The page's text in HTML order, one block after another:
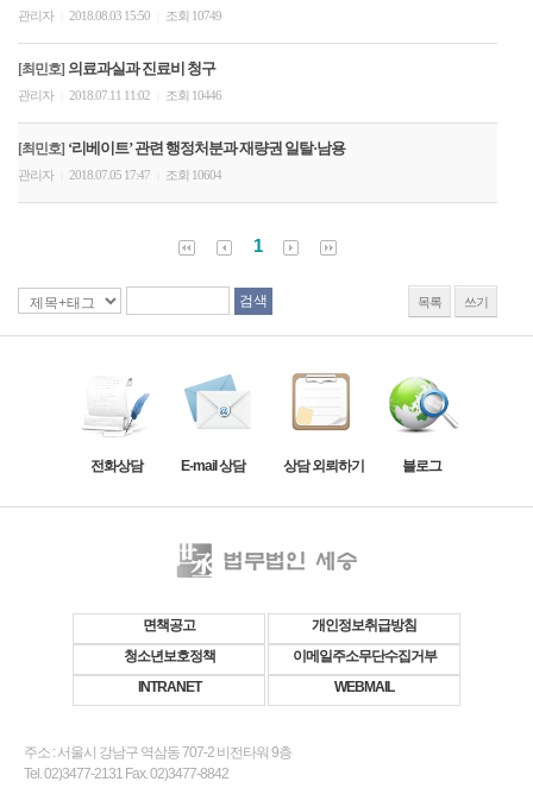
관리자 2018.08.03 15:50 조회 10749
[최민호] 의료과실과 진료비 청구
관리자 2018.07.11 11:02 조회 10446
[최민호] ‘리베이트’ 관련 행정처분과 재량권 일탈·남용
관리자 2018.07.05 17:47 조회 10604
1
목록 쓰기
전화상담 E-mail 상담 상담 외뢰하기 블로그
면책공고
개인정보취급방침
청소년보호정책
이메일주소무단수집거부
INTRANET
WEBMAIL
주소 : 서울시 강남구 역삼동 707-2 비전타워 9층
Tel. 02)3477-2131 Fax. 02)3477-8842